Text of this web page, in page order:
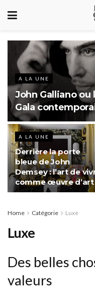
A LA UNE
John Galliano ou
Gala
A LA UNE
Derrière la porte
bleue de John
Demsey : l’art de
comme œuvre d’art
Home Catégorie Luxe
Luxe
Des belles
valeurs